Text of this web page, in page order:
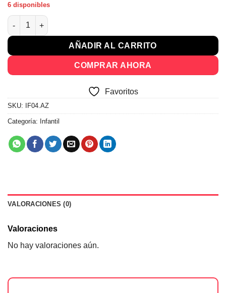
6 disponibles
Comoda CajoneraS Dormitorio Infantil 4 Cajones celeste IF04
AÑADIR AL CARRITO
COMPRAR AHORA
Favoritos
SKU: IF04.AZ
Categoría: Infantil
VALORACIONES (0)
Valoraciones
No hay valoraciones aún.